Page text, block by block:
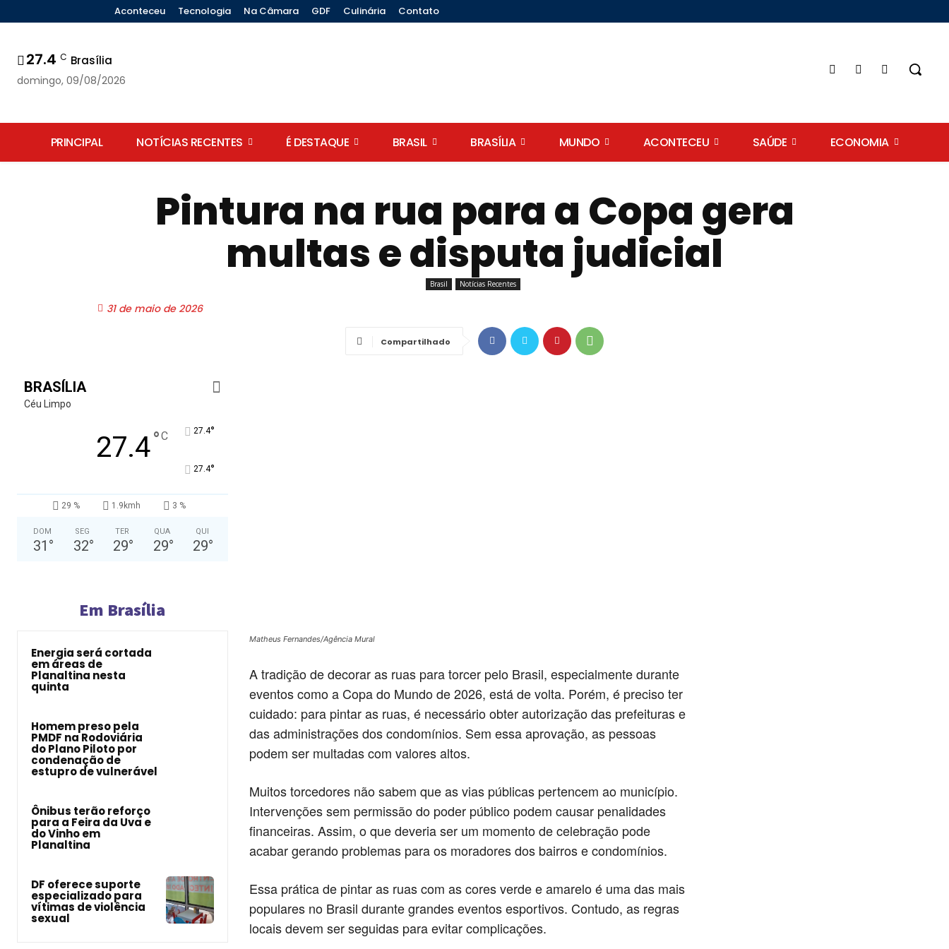
Aconteceu Tecnologia Na Câmara GDF Culinária Contato
27.4 C Brasília
domingo, 09/08/2026
PRINCIPAL NOTÍCIAS RECENTES É DESTAQUE BRASIL BRASÍLIA MUNDO ACONTECEU SAÚDE ECONOMIA
Pintura na rua para a Copa gera
multas e disputa judicial
Brasil Notícias Recentes
31 de maio de 2026
Compartilhado
BRASÍLIA
Céu Limpo
27.4°C 27.4°
27.4°
29 % 1.9kmh 3 %
DOM
31 °
SEG
32°
TER
29°
QUA
29°
QUI
29°
Em Brasília
Energia será cortada
em áreas de
Planaltina nesta
quinta
Homem preso pela
PMDF na Rodoviária
do Plano Piloto por
condenação de
estupro de vulnerável
Ônibus terão reforço
para a Feira da Uva e
do Vinho em
Planaltina
DF oferece suporte
especializado para
vítimas de violência
sexual
Matheus Fernandes/Agência Mural
A tradição de decorar as ruas para torcer pelo Brasil, especialmente durante
eventos como a Copa do Mundo de 2026, está de volta. Porém, é preciso ter
cuidado: para pintar as ruas, é necessário obter autorização das prefeituras e
das administrações dos condomínios. Sem essa aprovação, as pessoas
podem ser multadas com valores altos.
Muitos torcedores não sabem que as vias públicas pertencem ao município.
Intervenções sem permissão do poder público podem causar penalidades
financeiras. Assim, o que deveria ser um momento de celebração pode
acabar gerando problemas para os moradores dos bairros e condomínios.
Essa prática de pintar as ruas com as cores verde e amarelo é uma das mais
populares no Brasil durante grandes eventos esportivos. Contudo, as regras
locais devem ser seguidas para evitar complicações.